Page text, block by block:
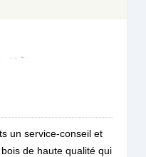
un service-conseil et
de haute qualité qui